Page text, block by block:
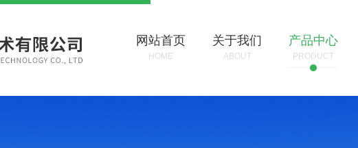
网站首页
HOME
关于我们
ABOUT
产品中心
PRODUCT